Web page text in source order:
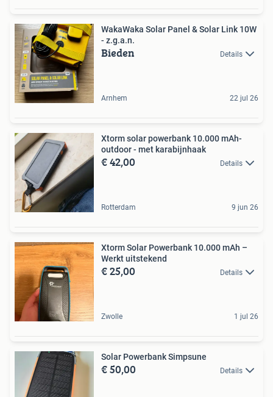
WakaWaka Solar Panel & Solar Link 10W
- z.g.a.n.
Bieden Details
Arnhem 22 jul 26
Xtorm solar powerbank 10.000 mAh-
outdoor - met karabijnhaak
€ 42,00 Details
Rotterdam 9 jun 26
Xtorm Solar Powerbank 10.000 mAh –
Werkt uitstekend
€ 25,00 Details
Zwolle 1 jul 26
Solar Powerbank Simpsune
€ 50,00 Details